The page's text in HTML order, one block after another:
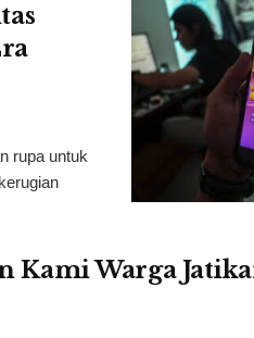
rupa untuk
Kami Warga